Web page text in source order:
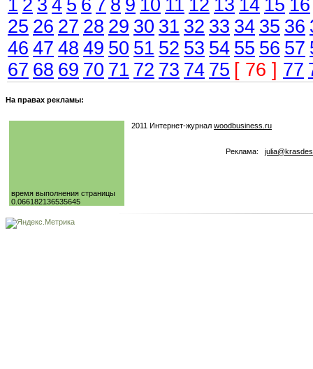
1 2 3 4 5 6 7 8 9 10 11 12 13 14 15 16
25 26 27 28 29 30 31 32 33 34 35 36
46 47 48 49 50 51 52 53 54 55 56 57
67 68 69 70 71 72 73 74 75 [ 76 ] 77
На правах рекламы:
время выполнения страницы
0.066182136535645
2011 Интернет-журнал woodbusiness.ru
Реклама: